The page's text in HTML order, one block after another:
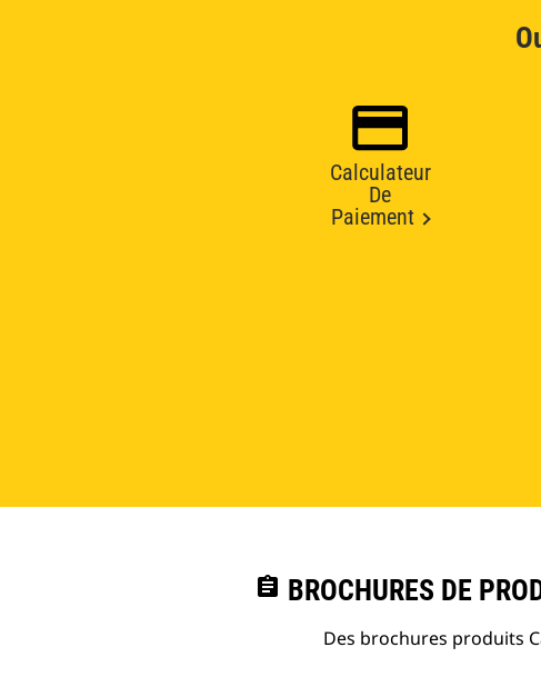
Calculateur
De
Paiement
assignment BROCHURES DE
Des brochures produits